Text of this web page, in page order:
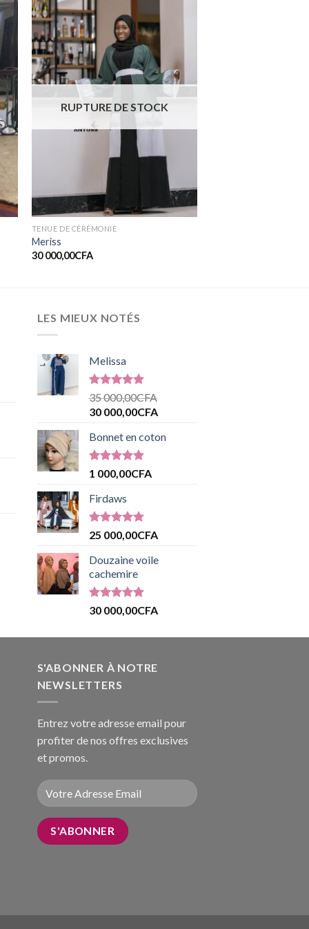
de
souhaits
RUPTURE DE STOCK
TENUE DE CÉRÉMONIE
Meriss
30 000,00CFA
LES MIEUX NOTÉS
Melissa
Note5.00
sur 5
35 000,00CFA
30 000,00CFA
Bonnet en coton
Note5.00
1 000,00CFA
Firdaws
Note5.00
25 000,00CFA
Douzaine voile
cachemire
Note5.00
30 000,00CFA
S'ABONNER À NOTRE
NEWSLETTERS
Entrez votre adresse email pour
profiter de nos offres exclusives
et promos.